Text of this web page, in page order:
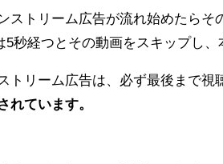
ストリーム広告が流れ始めたら
5秒経つとその動画をスキップし
トリーム広告は、必ず最後まで視
れています。